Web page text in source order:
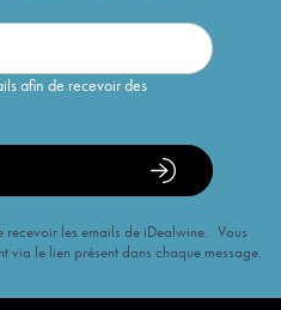
afin de recevoir des
recevoir les emails de iDealwine. Vous
via le lien présent dans chaque message.